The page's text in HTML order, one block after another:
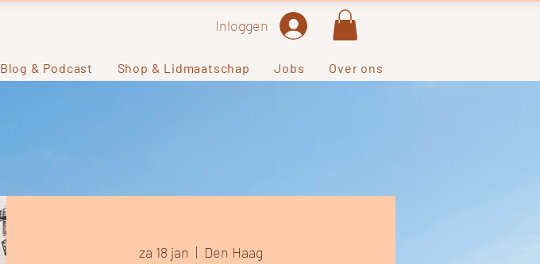
Inloggen
Blog & Podcast Shop & Lidmaatschap Jobs Over ons
za 18 jan
  |
Den Haag